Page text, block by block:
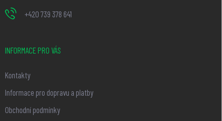
+420 739 378 641
INFORMACE PRO VÁS
Kontakty
Informace pro dopravu a platby
Obchodní podmínky